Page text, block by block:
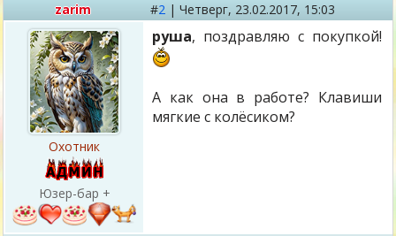
zarim
#2 | Четверг, 23.02.2017, 15:03
Охотник
Юзер-бар +
руша, поздравляю с покупкой!
А как она в работе? Клавиши
мягкие с колёсиком?